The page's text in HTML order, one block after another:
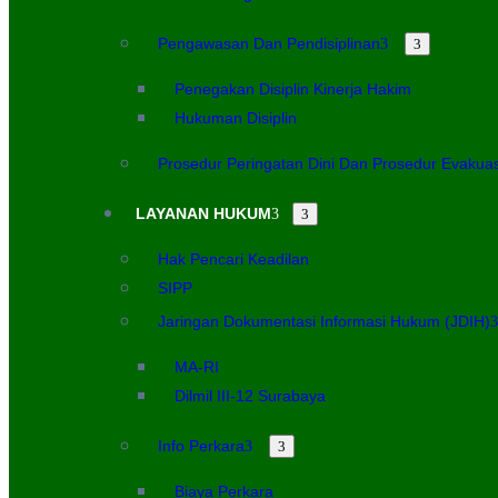
Pengawasan Dan Pendisiplinan
Penegakan Disiplin Kinerja Hakim
Hukuman Disiplin
Prosedur Peringatan Dini Dan Prosedur
LAYANAN HUKUM
Hak Pencari Keadilan
SIPP
Jaringan Dokumentasi Informasi Hukum (JDIH)
MA-RI
Dilmil III-12 Surabaya
Info Perkara
Biaya Perkara